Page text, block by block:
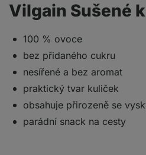
Vilgain Sušené
100 % ovoce
bez přidaného cukru
nesířené a bez aromat
praktický tvar kuliček
obsahuje přirozeně se
parádní snack na cesty